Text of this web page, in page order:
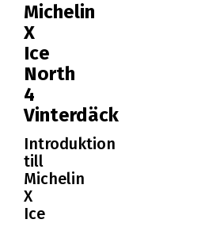
Michelin
X
Ice
North
4
Vinterdäck
Introduktion
till
Michelin
X
Ice